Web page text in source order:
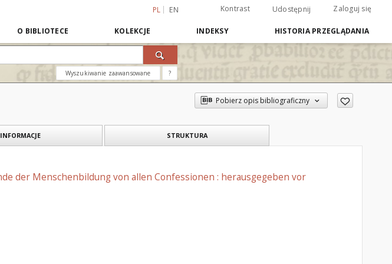
PL EN Kontrast Udostępnij Zaloguj się
O BIBLIOTECE KOLEKCJE INDEKSY HISTORIA PRZEGLĄDANIA
Wyszukiwanie zaawansowane ?
Pobierz opis bibliograficzny
INFORMACJE STRUKTURA
der Menschenbildung von allen Confessionen : herausgegeben vor